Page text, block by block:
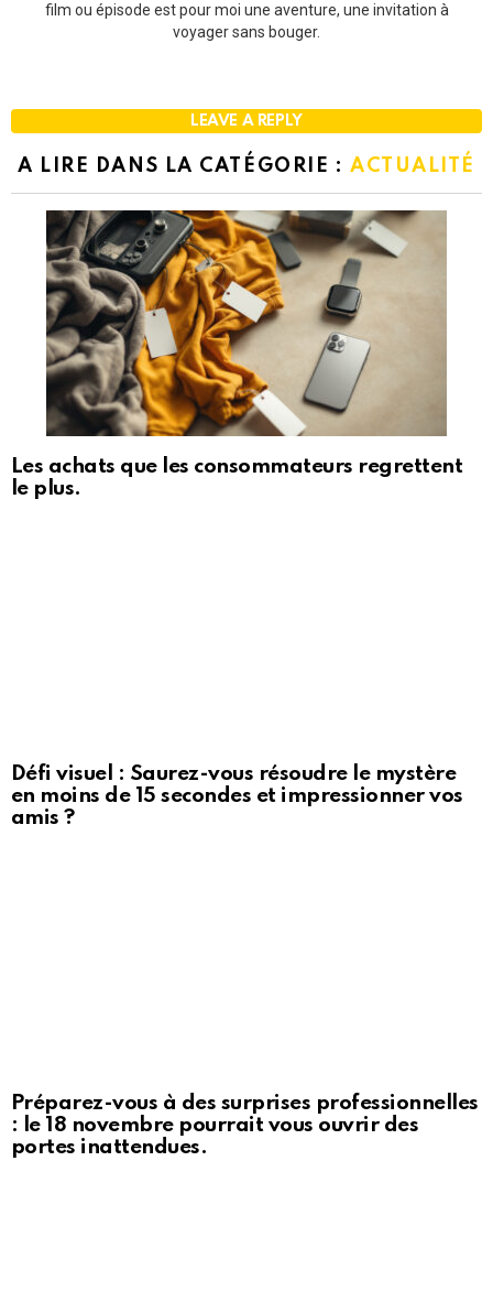
film ou épisode est pour moi une aventure, une invitation à
voyager sans bouger.
LEAVE A REPLY
A LIRE DANS LA CATÉGORIE : ACTUALITÉ
Les achats que les consommateurs regrettent
le plus.
Défi visuel : Saurez-vous résoudre le mystère
en moins de 15 secondes et impressionner vos
amis ?
Préparez-vous à des surprises professionnelles
: le 18 novembre pourrait vous ouvrir des
portes inattendues.